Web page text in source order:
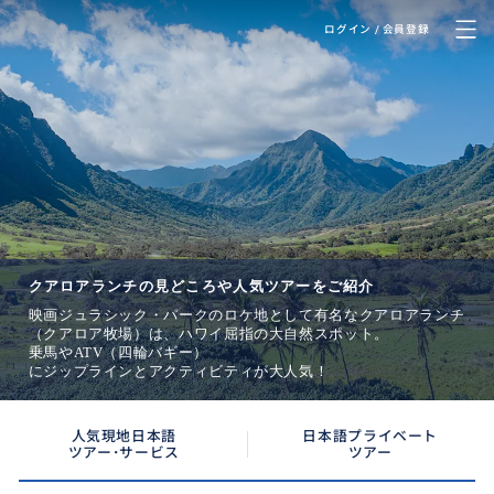
ログイン / 会員登録
Kualoa Ranch
クアロアランチ
クアロアランチの見どころや人気ツアーをご紹介
映画ジュラシック・パークのロケ地として有名なクアロアランチ
（クアロア牧場）は、ハワイ屈指の大自然スポット。
乗馬やATV（四輪バギー）
にジップラインとアクティビティが大人気！
人気現地日本語
ツアー･サービス
日本語プライベート
ツアー